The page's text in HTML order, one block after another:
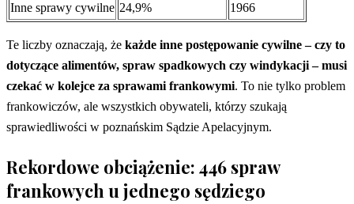
Inne sprawy cywilne 24,9% 1966
Te liczby oznaczają, że każde inne postępowanie cywilne – czy to
dotyczące alimentów, spraw spadkowych czy windykacji – musi
czekać w kolejce za sprawami frankowymi. To nie tylko problem
frankowiczów, ale wszystkich obywateli, którzy szukają
sprawiedliwości w poznańskim Sądzie Apelacyjnym.
Rekordowe obciążenie: 446 spraw
frankowych u jednego sędziego